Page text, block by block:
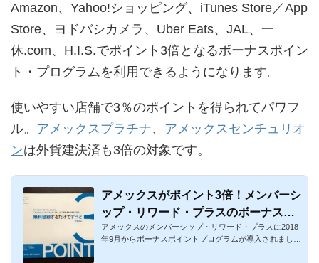
Amazon、Yahoo!ショッピング、iTunes Store／App
Store、ヨドバシカメラ、Uber Eats、JAL、一
休.com、H.I.S.でポイント3倍となるボーナスポイン
ト・プログラムを利用できるようになります。
使いやすい店舗で3％のポイントを得られてパワフ
ル。 アメックスプラチナ、 アメックスセンチュリオ
ンは外貨建決済も3倍の対象です。
アメックスがポイント3倍！メンバーシ
ップ・リワード・プラスのボーナスポ
イントプログラム
アメックスのメンバーシップ・リワード・プラスに2018
年9月からボーナスポイントプログラムが導入されまし